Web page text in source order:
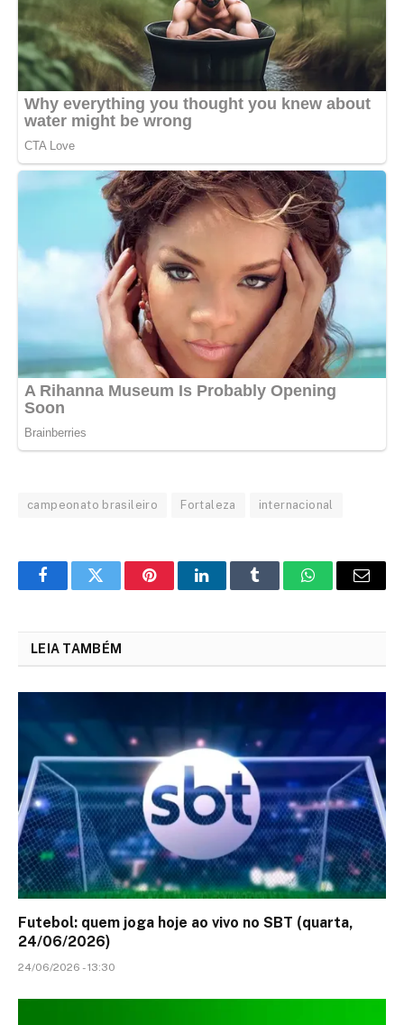
campeonato brasileiro Fortaleza internacional
FacebookTwitter PinterestLinkedInTumblr WhatsAppEmail
LEIA TAMBÉM
Futebol: quem joga hoje ao vivo no SBT (quarta,
24/06/2026)
24/06/2026 - 13:30